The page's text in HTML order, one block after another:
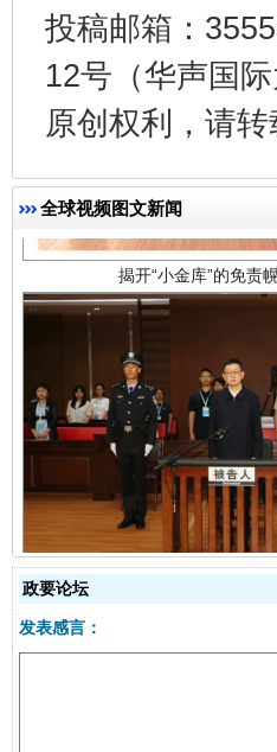
投稿邮箱：
12号（华声国
原创权利，请
全球视频图文新闻
揭开“小金库”的免责
受贿1.44亿！段成刚被
政要论坛
发表感言：